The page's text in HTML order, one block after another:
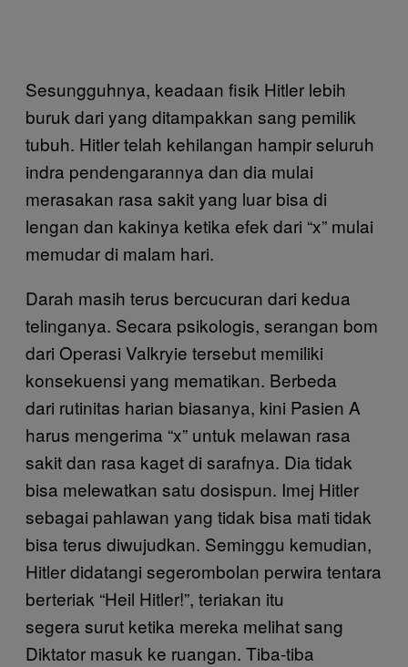
Sesungguhnya, keadaan fisik Hitler lebih
buruk dari yang ditampakkan sang pemilik
tubuh. Hitler telah kehilangan hampir seluruh
indra pendengarannya dan dia mulai
merasakan rasa sakit yang luar bisa di
lengan dan kakinya ketika efek dari “x” mulai
memudar di malam hari.
Darah masih terus bercucuran dari kedua
telinganya. Secara psikologis, serangan bom
dari Operasi Valkryie tersebut memiliki
konsekuensi yang mematikan. Berbeda
dari rutinitas harian biasanya, kini Pasien A
harus mengerima “x” untuk melawan rasa
sakit dan rasa kaget di sarafnya. Dia tidak
bisa melewatkan satu dosispun. Imej Hitler
sebagai pahlawan yang tidak bisa mati tidak
bisa terus diwujudkan. Seminggu kemudian,
Hitler didatangi segerombolan perwira tentara
berteriak “Heil Hitler!”, teriakan itu
segera surut ketika mereka melihat sang
Diktator masuk ke ruangan. Tiba-tiba